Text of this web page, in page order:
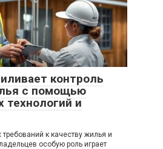
контроль
с помощью
технологий и
к качеству жилья и
особую роль играет